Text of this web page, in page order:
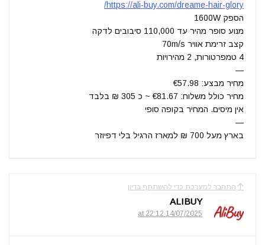
https://ali-buy.com/dreame-hair-glory/
הספק 1600W
מנוע סופר מהיר עד 110,000 סיבובים לדקה
קצב זרימת אוויר 70m/s
4 טמפרטורות, 2 מהירויות
—
מחיר מבצע: €57.98
מחיר כולל משלוח: €81.67 ~ כ 305 ₪ בלבד
אין מיסים. המחיר בקופה סופי
—
בארץ מעל 700 ₪ למארז הרגיל בלי דפיוזר
התחבר למערכת כדי להשתתף בדיון
ALIBUY
14/07/2025 at 22:12